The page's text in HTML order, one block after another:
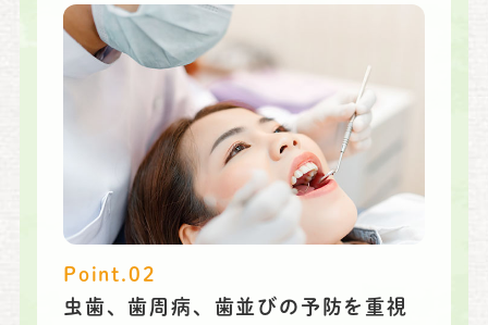
Point.02
虫歯、歯周病、歯並びの予防を重視